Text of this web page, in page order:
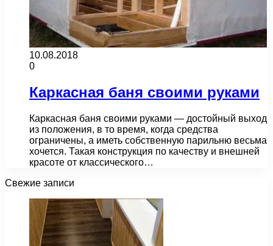
10.08.2018
0
Каркасная баня своими руками
Каркасная баня своими руками — достойный выход
из положения, в то время, когда средства
ограничены, а иметь собственную парильню весьма
хочется. Такая конструкция по качеству и внешней
красоте от классического…
Свежие записи